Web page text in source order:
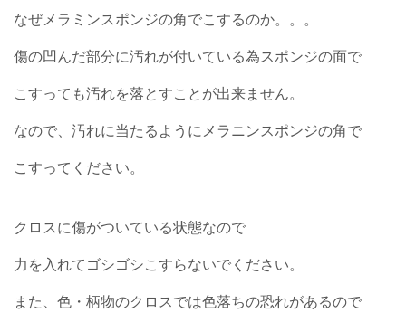
なぜメラミンスポンジの角でこするのか。。。
傷の凹んだ部分に汚れが付いている為スポンジの面で
こすっても汚れを落とすことが出来ません。
なので、汚れに当たるようにメラニンスポンジの角で
こすってください。
クロスに傷がついている状態なので
力を入れてゴシゴシこすらないでください。
また、色・柄物のクロスでは色落ちの恐れがあるので